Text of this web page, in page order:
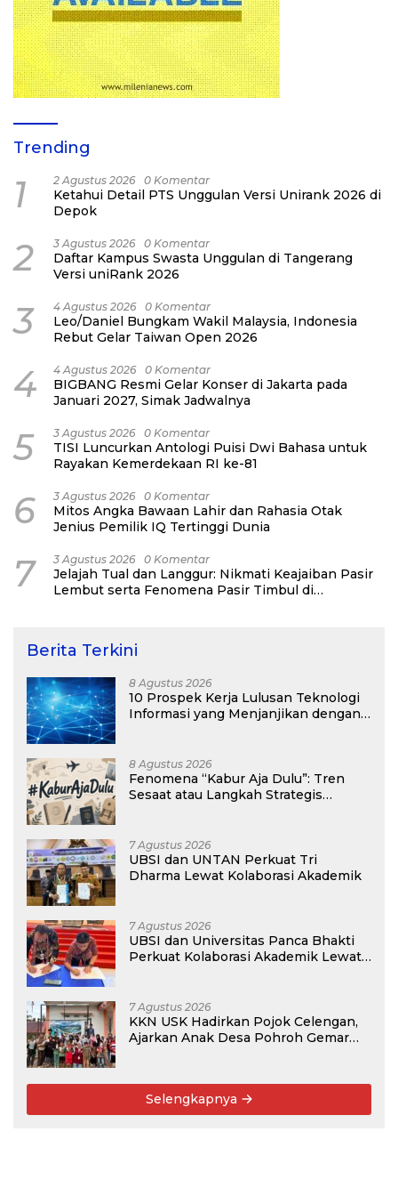
Trending
1 2 Agustus 2026 0 Komentar
Ketahui Detail PTS Unggulan Versi Unirank 2026 di
Depok
2 3 Agustus 2026 0 Komentar
Daftar Kampus Swasta Unggulan di Tangerang
Versi uniRank 2026
3 4 Agustus 2026 0 Komentar
Leo/Daniel Bungkam Wakil Malaysia, Indonesia
Rebut Gelar Taiwan Open 2026
4 4 Agustus 2026 0 Komentar
BIGBANG Resmi Gelar Konser di Jakarta pada
Januari 2027, Simak Jadwalnya
5 3 Agustus 2026 0 Komentar
TISI Luncurkan Antologi Puisi Dwi Bahasa untuk
Rayakan Kemerdekaan RI ke-81
6 3 Agustus 2026 0 Komentar
Mitos Angka Bawaan Lahir dan Rahasia Otak
Jenius Pemilik IQ Tertinggi Dunia
7 3 Agustus 2026 0 Komentar
Jelajah Tual dan Langgur: Nikmati Keajaiban Pasir
Lembut serta Fenomena Pasir Timbul di
Berita Terkini
8 Agustus 2026
10 Prospek Kerja Lulusan Teknologi
Informasi yang Menjanjikan dengan
8 Agustus 2026
Fenomena “Kabur Aja Dulu”: Tren
Sesaat atau Langkah Strategis
7 Agustus 2026
UBSI dan UNTAN Perkuat Tri
Dharma Lewat Kolaborasi Akademik
7 Agustus 2026
UBSI dan Universitas Panca Bhakti
Perkuat Kolaborasi Akademik Lewat
7 Agustus 2026
KKN USK Hadirkan Pojok Celengan,
Ajarkan Anak Desa Pohroh Gemar
Selengkapnya